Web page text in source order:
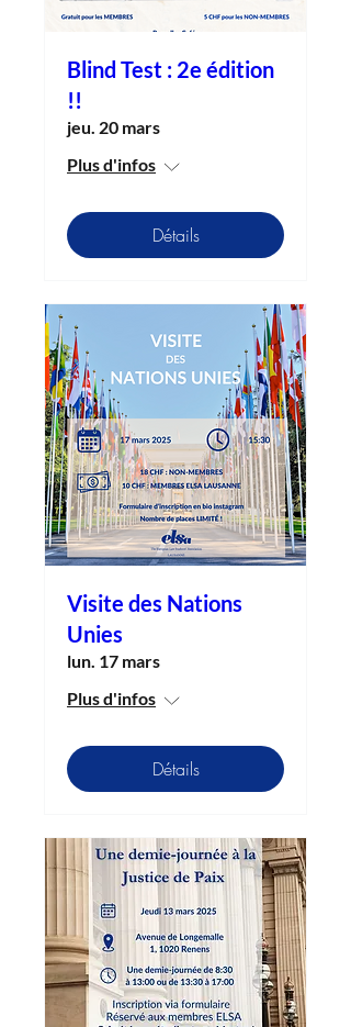
Blind Test : 2e édition
!!
jeu. 20 mars
Plus d'infos
Détails
Visite des Nations
Unies
lun. 17 mars
Plus d'infos
Détails